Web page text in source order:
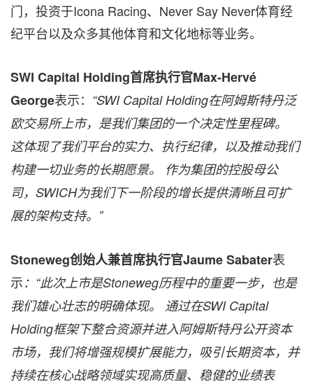
门，投资于Icona Racing、Never Say Never体育经
纪平台以及众多其他体育和文化地标等业务。
SWI Capital Holding首席执行官Max-Hervé
George表示： “SWI Capital Holding在阿姆斯特丹泛
欧交易所上市，是我们集团的一个决定性里程碑。
这体现了我们平台的实力、执行纪律，以及推动我们
构建一切业务的长期愿景。 作为集团的控股母公
司，SWICH为我们下一阶段的增长提供清晰且可扩
展的架构支持。”
Stoneweg创始人兼首席执行官Jaume Sabater表
示：“此次上市是Stoneweg历程中的重要一步，也是
我们雄心壮志的明确体现。 通过在SWI Capital
Holding框架下整合资源并进入阿姆斯特丹公开资本
市场，我们将增强规模扩展能力，吸引长期资本，并
持续在核心战略领域实现高质量、稳健的业绩表